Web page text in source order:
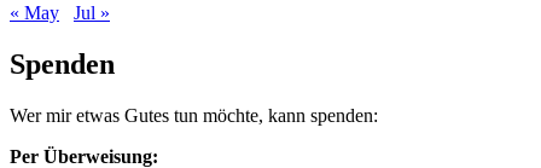
« May
Jul »
Spenden
Wer mir etwas Gutes tun möchte, kann spenden:
Per Überweisung: